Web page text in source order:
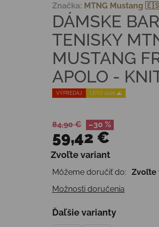
VÝPREDAJ LETO 2026 🌊
DÁMSKE
TENISKY
MUSTANG
APOLO -
Značka: MTNG Mustang
84,90 € –30 %
59,42 €
Jednotková cena:
Zvoľte variant
Môžeme doručiť do:
Zvoľte
Možnosti doručenia
Ďaľšie varianty